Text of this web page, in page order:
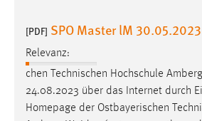
[PDF] SPO Master lM
Relevanz:
chen Technischen Hochschule
24.08.2023 über das Internet durch
Homepage der Ostbayerischen